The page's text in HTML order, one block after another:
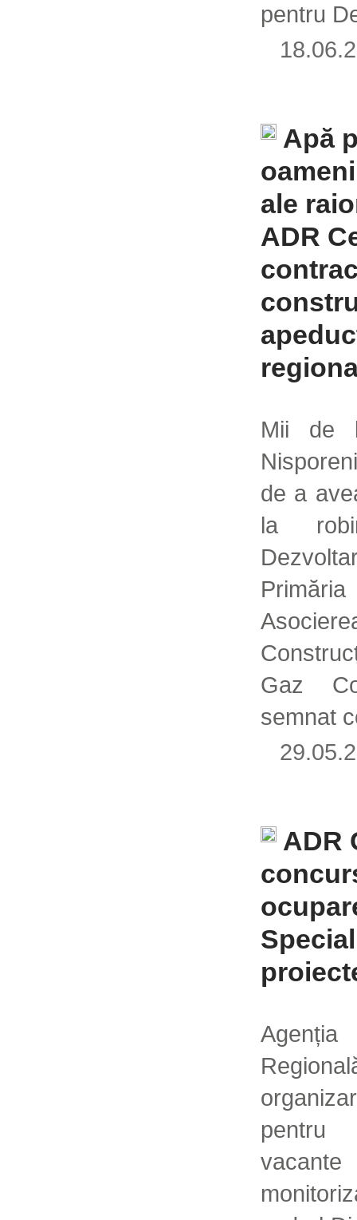
pentru
Apă
ale
ADR
Mii de
de a
la
Gaz
semnat
ADR
pentru